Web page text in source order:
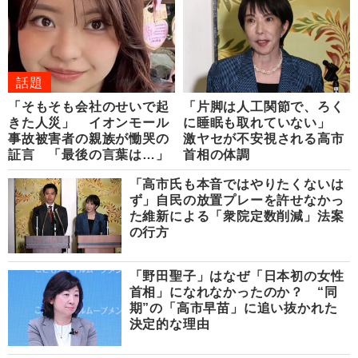
話題
「そもそも会社のせいで起
きた人災」 イオンモール
事故被害者の親族が慟哭の
証言 「最後の言葉は…」
「片脚は人工関節で、ろく
に睡眠も取れていない」
激ヤセが不安視される高市
首相の体調
「高市氏も本音ではやりたくないは
ず」自民の放置プレーを許せなかっ
た維新による「衆院定数削減」法案
の行方
「野田聖子」はなぜ「日本初の女性
首相」になれなかったのか？ “同
期”の「高市早苗」に追い抜かれた
決定的な理由